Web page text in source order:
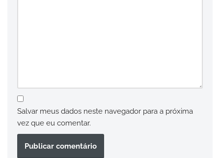
Salvar meus dados neste navegador para a próxima
vez que eu comentar.